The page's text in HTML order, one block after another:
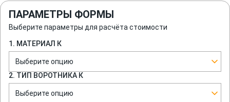
ПАРАМЕТРЫ ФОРМЫ
Выберите параметры для расчёта стоимости
1. МАТЕРИАЛ К
Выберите опцию
2. ТИП ВОРОТНИКА К
Выберите опцию